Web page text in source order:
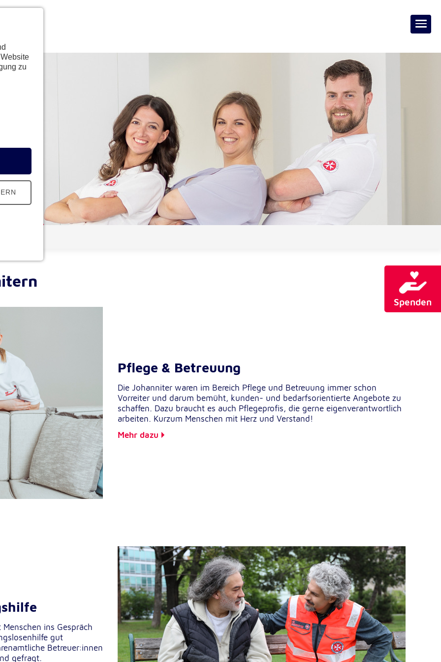
Spenden
Pflege & Betreuung
Die Johanniter waren im Bereich Pflege und Betreuung immer schon
Vorreiter und darum bemüht, kunden- und bedarfsorientierte Angebote zu
schaffen. Dazu braucht es auch Pflegeprofis, die gerne eigenverantwortlich
arbeiten. Kurzum Menschen mit Herz und Verstand!
Mehr dazu
ins Gespräch
gut
Betreuer:innen
gefragt.
zu